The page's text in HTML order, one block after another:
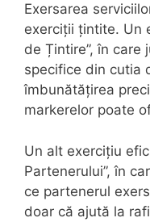
Exersarea
exerciții țintite. Un
de Țintire”, în care
specifice din cutia
îmbunătățirea
markerelor poate
Un alt exercițiu
Partenerului”, în
ce partenerul
doar că ajută la